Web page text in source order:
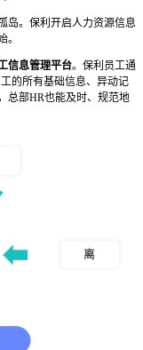
岛。保利开启人力资源信息
。
信息管理平台。保利员工通
的所有基础信息、异动记
总部HR也能及时、规范地